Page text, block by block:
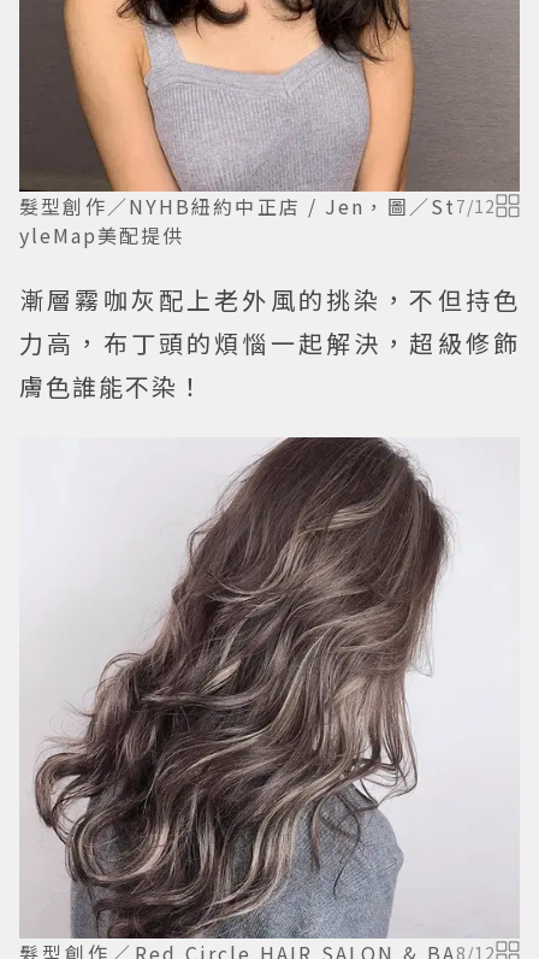
髮型創作／NYHB紐約中正店 / Jen，圖／St
yleMap美配提供
7/12
漸層霧咖灰配上老外風的挑染，不但持色
力高，布丁頭的煩惱一起解決，超級修飾
膚色誰能不染！
髮型創作／Red Circle HAIR SALON & BA8/12